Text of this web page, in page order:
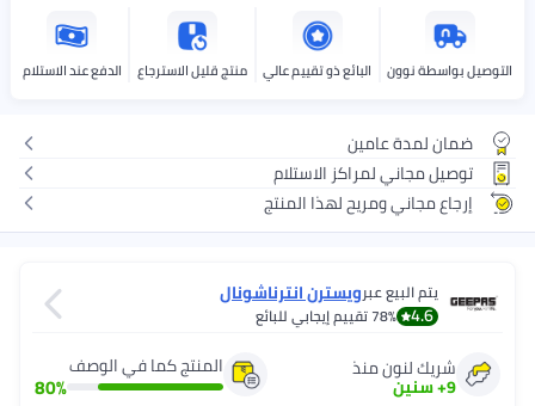
البائع ذو تقييم عالي منتج قليل الاسترجاع الدفع عند الاستلام
الاستلام
لهذا المنتج
ويسترن انترناشونال
تقييم إيجابي للبائع
المنتج كما في الوصف
80%